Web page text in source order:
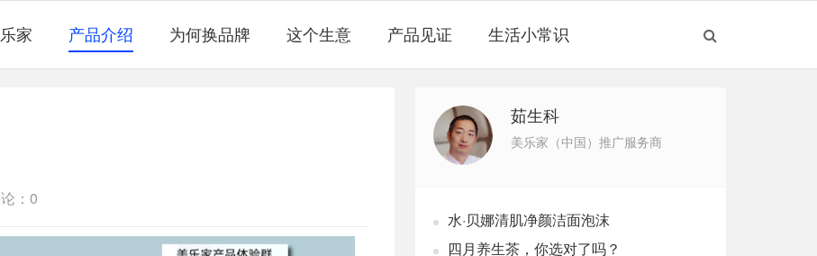
家 产品介绍 为何换品牌 这个生意 产品见证 生活小常识
：0
茹生科
美乐家（中国）推广服务商
水·贝娜清肌净颜洁面泡沫
四月养生茶，你选对了吗？